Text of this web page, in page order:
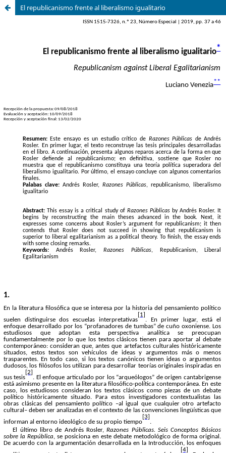
El republicanismo frente al liberalismo igualitario